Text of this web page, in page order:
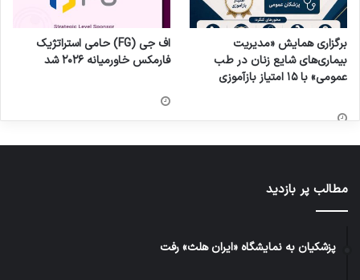
برگزاری همایش «مدیریت
بیماری‌های شایع زنان در طب
عمومی» با ۱۵ امتیاز بازآموزی
اف جی (FG) حامی استراتژیک
فارمکس خاورمیانه ۲۰۲۶ شد
مطالب پر بازدید
پزشکیان به نمایشگاه «ایران هلث» رفت